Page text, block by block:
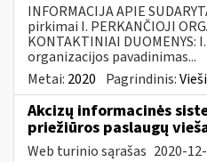
INFORMACIJA APIE
pirkimai I. PERKANČIOJI
KONTAKTINIAI DUOMENYS:
organizacijos pavadinimas...
Metai: 2020 Pagrindinis:
Akcizų informacinės
priežiūros paslaugų
Web turinio sąrašas 2020-